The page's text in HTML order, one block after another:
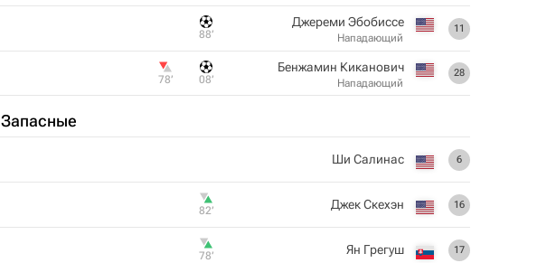
Запасные
11
Джереми Эбобиссе
Нападающий
88‎’‎
28
Бенжамин Киканович
Нападающий
08‎’‎
78‎’‎
6
Ши Салинас
16
Джек Скехэн
82‎’‎
17
Ян Грегуш
78‎’‎